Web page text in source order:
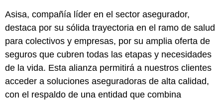
Asisa, compañía líder en el sector asegurador,
destaca por su sólida trayectoria en el ramo de salud
para colectivos y empresas, por su amplia oferta de
seguros que cubren todas las etapas y necesidades
de la vida. Esta alianza permitirá a nuestros clientes
acceder a soluciones aseguradoras de alta calidad,
con el respaldo de una entidad que combina